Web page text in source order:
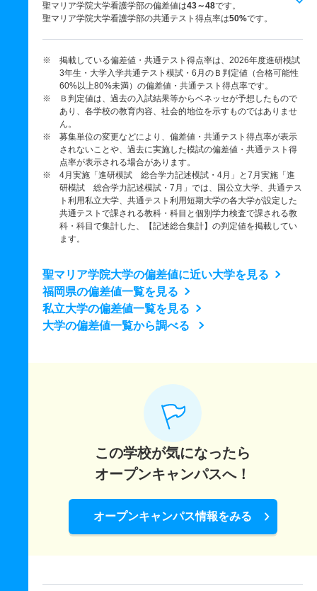
聖マリア学院大学看護学部の偏差値は43～48です。
聖マリア学院大学看護学部の共通テスト得点率は50%です。
※ 掲載している偏差値・共通テスト得点率は、2026年度進研模試
3年生・大学入学共通テスト模試・6月のＢ判定値（合格可能性
60%以上80%未満）の偏差値・共通テスト得点率です。
※ Ｂ判定値は、過去の入試結果等からベネッセが予想したもので
あり、各学校の教育内容、社会的地位を示すものではありませ
ん。
※ 募集単位の変更などにより、偏差値・共通テスト得点率が表示
されないことや、過去に実施した模試の偏差値・共通テスト得
点率が表示される場合があります。
※ 4月実施「進研模試 総合学力記述模試・4月」と7月実施「進
研模試 総合学力記述模試・7月」では、国公立大学、共通テス
ト利用私立大学、共通テスト利用短期大学の各大学が設定した
共通テストで課される教科・科目と個別学力検査で課される教
科・科目で集計した、【記述総合集計】の判定値を掲載してい
ます。
聖マリア学院大学の偏差値に近い大学を見る
福岡県の偏差値一覧を見る
私立大学の偏差値一覧を見る
大学の偏差値一覧から調べる
この学校が気になったら
オープンキャンパスへ！
オープンキャンパス情報をみる